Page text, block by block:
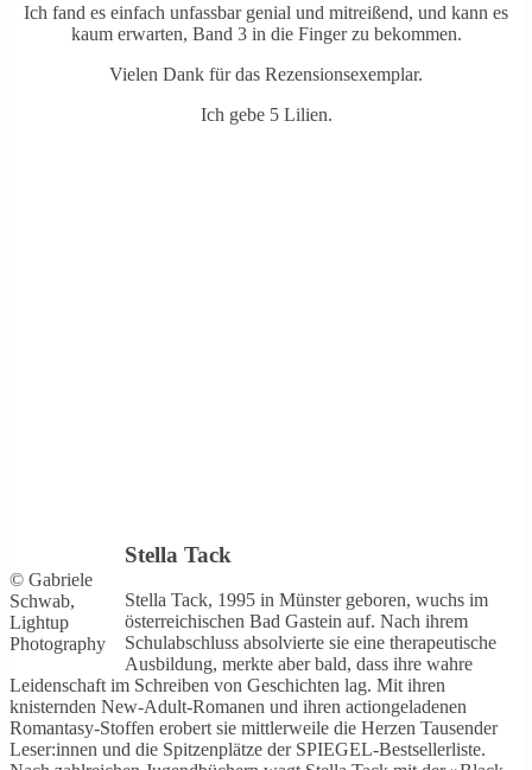
Ich fand es einfach unfassbar genial und mitreißend, und kann es
kaum erwarten, Band 3 in die Finger zu bekommen.
Vielen Dank für das Rezensionsexemplar.
Ich gebe 5 Lilien.
© Gabriele
Schwab,
Lightup
Photography
Stella Tack
Stella Tack, 1995 in Münster geboren, wuchs im
österreichischen Bad Gastein auf. Nach ihrem
Schulabschluss absolvierte sie eine therapeutische
Ausbildung, merkte aber bald, dass ihre wahre
Leidenschaft im Schreiben von Geschichten lag. Mit ihren
knisternden New-Adult-Romanen und ihren actiongeladenen
Romantasy-Stoffen erobert sie mittlerweile die Herzen Tausender
Leser:innen und die Spitzenplätze der SPIEGEL-Bestsellerliste.